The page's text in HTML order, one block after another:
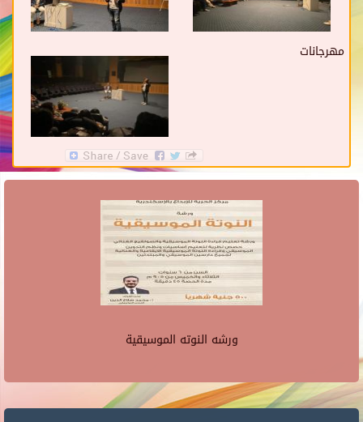
مهرجانات
ورشه النوته الموسيقية